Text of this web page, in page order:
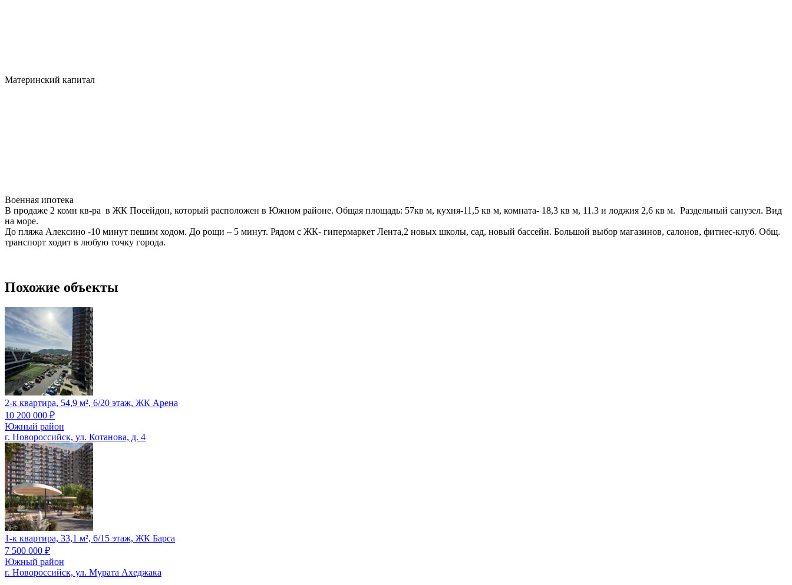
Материнский капитал
Военная ипотека
В продаже 2 комн кв-ра в ЖК Посейдон, который расположен в Южном районе. Общая площадь: 57кв м, кухня-11,5 кв м, комната- 18,3 кв м, 11.3 и лоджия 2,6 кв м. Раздельный санузел. Вид
на море.
До пляжа Алексино -10 минут пешим ходом. До рощи – 5 минут. Рядом с ЖК- гипермаркет Лента,2 новых школы, сад, новый бассейн. Большой выбор магазинов, салонов, фитнес-клуб. Общ.
транспорт ходит в любую точку города.
Похожие объекты
2-к квартира, 54,9 м², 6/20 этаж, ЖК Арена
10 200 000 ₽
Южный район
г. Новороссийск, ул. Котанова, д. 4
1-к квартира, 33,1 м², 6/15 этаж, ЖК Барса
7 500 000 ₽
Южный район
г. Новороссийск, ул. Мурата Ахеджака